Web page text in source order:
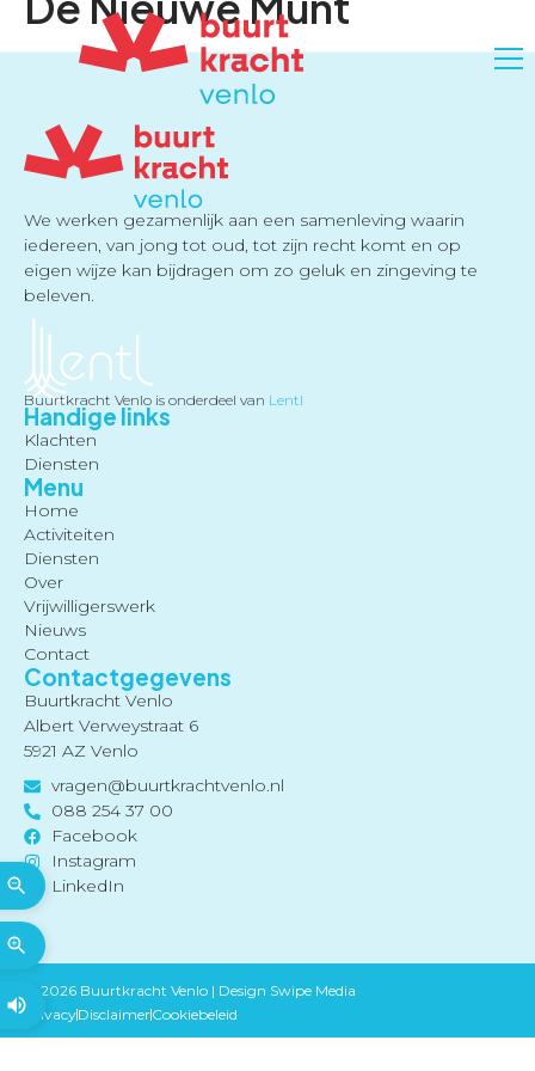
We werken gezamenlijk aan een samenleving waarin
iedereen, van jong tot oud, tot zijn recht komt en op
eigen wijze kan bijdragen om zo geluk en zingeving te
beleven.
Buurtkracht Venlo is onderdeel van Lentl
Handige links
Klachten
Diensten
Menu
Home
Activiteiten
Diensten
Over
Vrijwilligerswerk
Nieuws
Contact
Contactgegevens
Buurtkracht Venlo
Albert Verweystraat 6
5921 AZ Venlo
vragen@buurtkrachtvenlo.nl
088 254 37 00
Facebook
Instagram
LinkedIn
© 2026 Buurtkracht Venlo | Design Swipe Media
PrivacyDisclaimerCookiebeleid